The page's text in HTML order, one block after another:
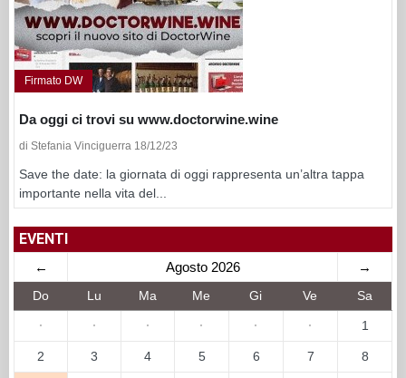
Firmato DW
Da oggi ci trovi su www.doctorwine.wine
di Stefania Vinciguerra 18/12/23
Save the date: la giornata di oggi rappresenta un’altra tappa
importante nella vita del...
EVENTI
← Agosto 2026 →
Do Lu Ma Me Gi Ve Sa
· · · · · · 1
2 3 4 5 6 7 8